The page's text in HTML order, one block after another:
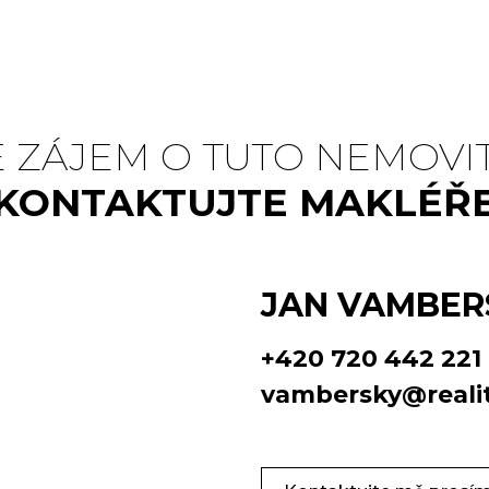
ZÁJEM O TUTO
JAN
+420 720 442 221